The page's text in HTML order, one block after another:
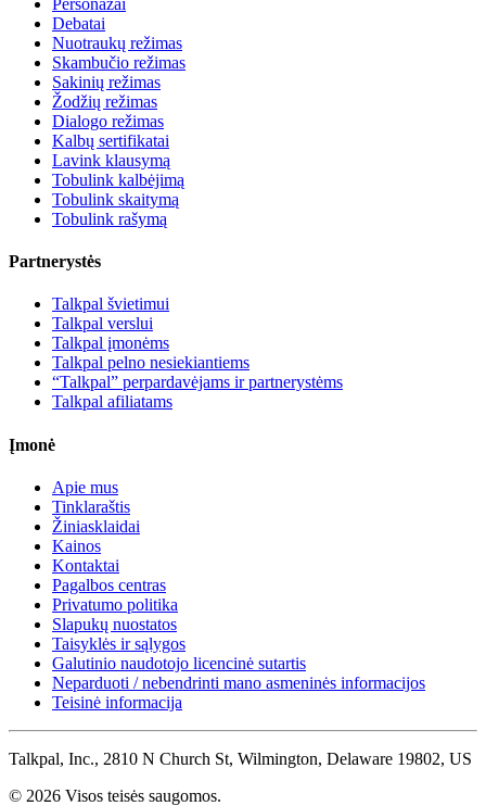
Debatai
Nuotraukų režimas
Skambučio režimas
Sakinių režimas
Žodžių režimas
Dialogo režimas
Kalbų sertifikatai
Lavink klausymą
Tobulink kalbėjimą
Tobulink skaitymą
Tobulink rašymą
Partnerystės
Talkpal švietimui
Talkpal verslui
Talkpal įmonėms
Talkpal pelno nesiekiantiems
“Talkpal” perpardavėjams ir partnerystėms
Talkpal afiliatams
Įmonė
Apie mus
Tinklaraštis
Žiniasklaidai
Kainos
Kontaktai
Pagalbos centras
Privatumo politika
Slapukų nuostatos
Taisyklės ir sąlygos
Galutinio naudotojo licencinė sutartis
Neparduoti / nebendrinti mano asmeninės informacijos
Teisinė informacija
Talkpal, Inc., 2810 N Church St, Wilmington, Delaware 19802, US
© 2026 Visos teisės saugomos.